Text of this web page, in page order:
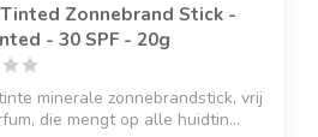
Zonnebrand Stick -
- 30 SPF - 20g
minerale zonnebrandstick, vrij
die mengt op alle huidtin...